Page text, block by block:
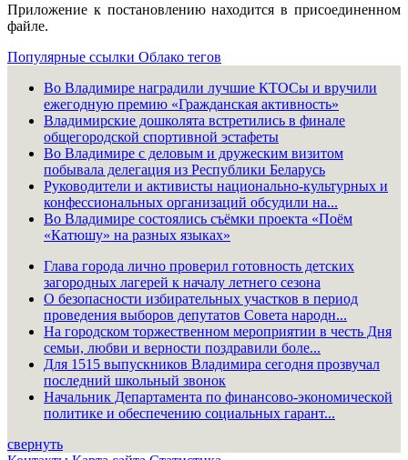
Приложение к постановлению находится в присоединенном
файле.
Популярные ссылки Облако тегов
Во Владимире наградили лучшие КТОСы и вручили
ежегодную премию «Гражданская активность»
Владимирские дошколята встретились в финале
общегородской спортивной эстафеты
Во Владимире с деловым и дружеским визитом
побывала делегация из Республики Беларусь
Руководители и активисты национально-культурных и
конфессиональных организаций обсудили на...
Во Владимире состоялись съёмки проекта «Поём
«Катюшу» на разных языках»
Глава города лично проверил готовность детских
загородных лагерей к началу летнего сезона
О безопасности избирательных участков в период
проведения выборов депутатов Совета народн...
На городском торжественном мероприятии в честь Дня
семьи, любви и верности поздравили боле...
Для 1515 выпускников Владимира сегодня прозвучал
последний школьный звонок
Начальник Департамента по финансово-экономической
политике и обеспечению социальных гарант...
свернуть